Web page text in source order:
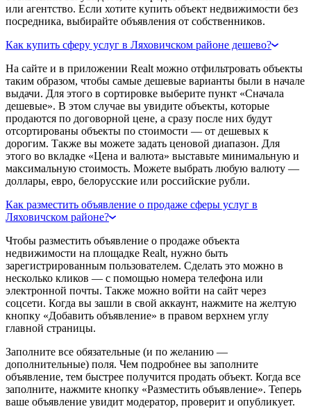
или агентство. Если хотите купить объект недвижимости без
посредника, выбирайте объявления от собственников.
Как купить сферу услуг в Ляховичском районе дешево?
На сайте и в приложении Realt можно отфильтровать объекты
таким образом, чтобы самые дешевые варианты были в начале
выдачи. Для этого в сортировке выберите пункт «Сначала
дешевые». В этом случае вы увидите объекты, которые
продаются по договорной цене, а сразу после них будут
отсортированы объекты по стоимости — от дешевых к
дорогим. Также вы можете задать ценовой диапазон. Для
этого во вкладке «Цена и валюта» выставьте минимальную и
максимальную стоимость. Можете выбрать любую валюту —
доллары, евро, белорусские или российские рубли.
Как разместить объявление о продаже сферы услуг в
Ляховичском районе?
Чтобы разместить объявление о продаже объекта
недвижимости на площадке Realt, нужно быть
зарегистрированным пользователем. Сделать это можно в
несколько кликов — с помощью номера телефона или
электронной почты. Также можно войти на сайт через
соцсети. Когда вы зашли в свой аккаунт, нажмите на желтую
кнопку «Добавить объявление» в правом верхнем углу
главной страницы.
Заполните все обязательные (и по желанию —
дополнительные) поля. Чем подробнее вы заполните
объявление, тем быстрее получится продать объект. Когда все
заполните, нажмите кнопку «Разместить объявление». Теперь
ваше объявление увидит модератор, проверит и опубликует.